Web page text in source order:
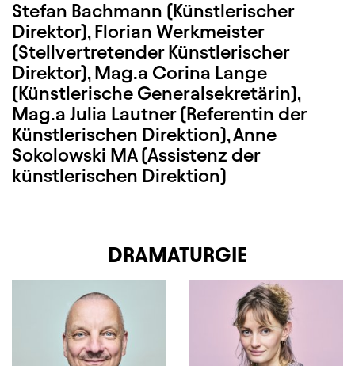
Stefan Bachmann (Künstlerischer
Direktor), Florian Werkmeister
(Stellvertretender Künstlerischer
Direktor), Mag.a Corina Lange
(Künstlerische Generalsekretärin),
Mag.a Julia Lautner (Referentin der
Künstlerischen Direktion), Anne
Sokolowski MA (Assistenz der
künstlerischen Direktion)
DRAMATURGIE